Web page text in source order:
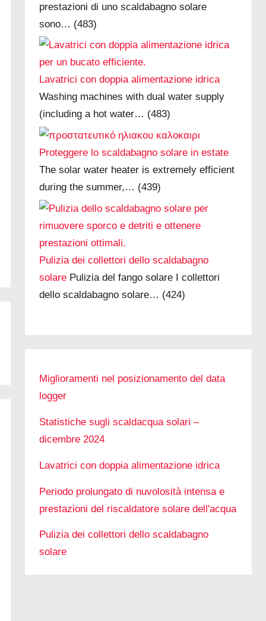
prestazioni di uno scaldabagno solare
sono… (483)
Lavatrici con doppia alimentazione idrica
Washing machines with dual water supply
(including a hot water… (483)
Proteggere lo scaldabagno solare in estate
The solar water heater is extremely efficient
during the summer,… (439)
Pulizia dei collettori dello scaldabagno
solare Pulizia del fango solare I collettori
dello scaldabagno solare… (424)
Miglioramenti nel posizionamento del data
logger
Statistiche sugli scaldacqua solari –
dicembre 2024
Lavatrici con doppia alimentazione idrica
Periodo prolungato di nuvolosità intensa e
prestazioni del riscaldatore solare dell'acqua
Pulizia dei collettori dello scaldabagno
solare